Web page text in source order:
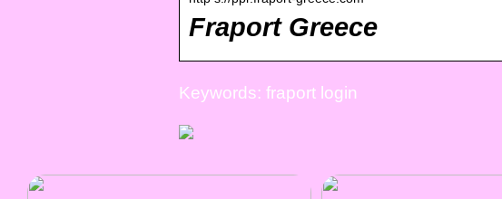
Fraport Greece
Keywords: fraport login